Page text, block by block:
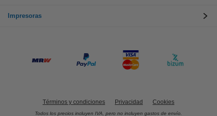
Impresoras
Términos y condiciones Privacidad Cookies
Todos los precios incluyen IVA, pero no incluyen gastos de envío.